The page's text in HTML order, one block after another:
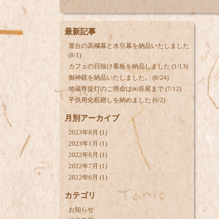
最新記事
屋台の高欄幕と水引幕を納品いたしました
(8/1)
カフェの日除け看板を納品しました (1/13)
御神鏡を納品いたしました。 (8/24)
地蔵尊提灯のご用命は㈱谷尾まで (7/12)
子供用化粧廻しを納めました (6/2)
月別アーカイブ
2023年8月 (1)
2023年1月 (1)
2022年8月(1)
2022年7月 (1)
2022年6月 (1)
カテゴリ
お知らせ